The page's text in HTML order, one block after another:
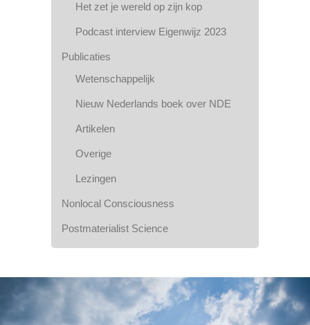
Het zet je wereld op zijn kop
Podcast interview Eigenwijz 2023
Publicaties
Wetenschappelijk
Nieuw Nederlands boek over NDE
Artikelen
Overige
Lezingen
Nonlocal Consciousness
Postmaterialist Science